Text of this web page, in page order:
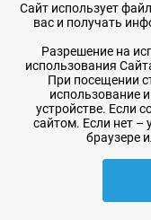
-
Сайт использует
вас и получать
Разрешение на
использования
При посещении
использование
устройстве. Если
сайтом. Если нет –
браузере